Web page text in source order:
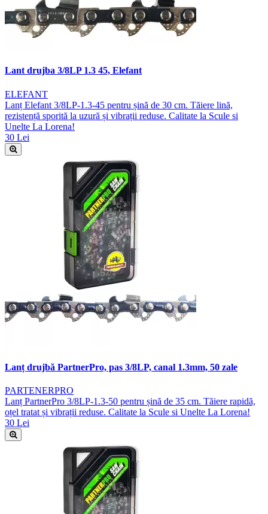
Lant drujba 3/8LP 1.3 45, Elefant
ELEFANT
Lanț Elefant 3/8LP-1.3-45 pentru șină de 30 cm. Tăiere lină,
rezistență sporită la uzură și vibrații reduse. Calitate la Scule si
Unelte La Lorena!
30 Lei
Lanț drujbă PartnerPro, pas 3/8LP, canal 1.3mm, 50 zale
PARTENERPRO
Lanț PartnerPro 3/8LP-1.3-50 pentru șină de 35 cm. Tăiere rapidă,
oțel tratat și vibrații reduse. Calitate la Scule si Unelte La Lorena!
30 Lei